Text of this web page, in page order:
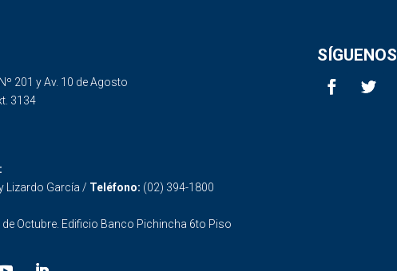
201 y Av. 10 de Agosto
3134
SÍGUENOS
Lizardo García / Teléfono: (02) 394-1800
de Octubre. Edificio Banco Pichincha 6to Piso